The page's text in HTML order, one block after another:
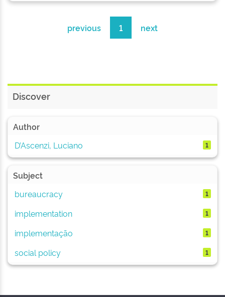
previous 1 next
Discover
Author
D’Ascenzi, Luciano
1
Subject
bureaucracy
1
implementation 1
implementação 1
social policy 1